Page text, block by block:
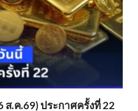
.ค.69) ประกาศครั้งที่ 22